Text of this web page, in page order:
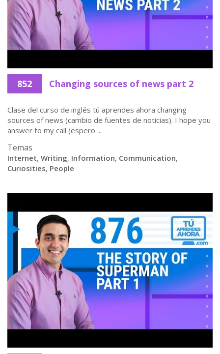
852 Changing sources of news part 2
Clase del curso de inglés tú aprendes ahora changing
sources of news (cambio de fuentes de noticias). I hope you
answer to my call (espero ...
Temas
Internet, Writing, Information, Communication,
Curiosities, People